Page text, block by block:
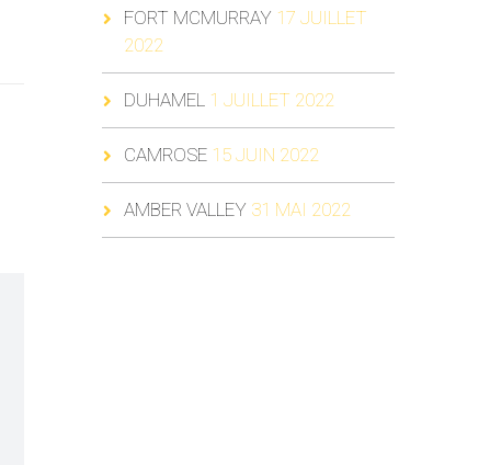
FORT MCMURRAY 17 JUILLET
2022
DUHAMEL 1 JUILLET 2022
CAMROSE 15 JUIN 2022
AMBER VALLEY 31 MAI 2022